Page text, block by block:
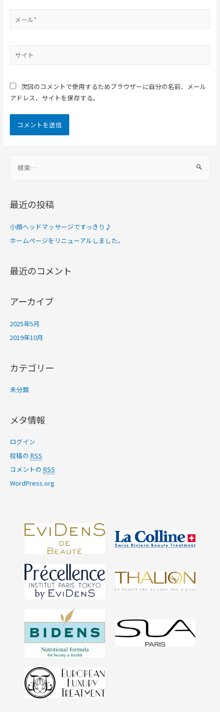
次回のコメントで使用するためブラウザーに自分の名前、メール
アドレス、サイトを保存する。
最近の投稿
小顔ヘッドマッサージですっきり♪
ホームページをリニューアルしました。
最近のコメント
アーカイブ
2025年5月
2019年10月
カテゴリー
未分類
メタ情報
ログイン
投稿の RSS
コメントの RSS
WordPress.org